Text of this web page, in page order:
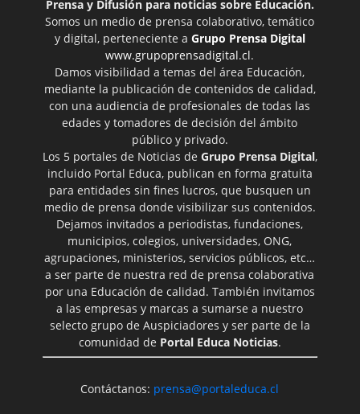
Prensa y Difusión para noticias sobre Educación.
Somos un medio de prensa colaborativo, temático
y digital, perteneciente a Grupo Prensa Digital
www.grupoprensadigital.cl.
Damos visibilidad a temas del área Educación,
mediante la publicación de contenidos de calidad,
con una audiencia de profesionales de todas las
edades y tomadores de decisión del ámbito
público y privado.
Los 5 portales de Noticias de Grupo Prensa Digital,
incluido Portal Educa, publican en forma gratuita
para entidades sin fines lucros, que busquen un
medio de prensa donde visibilizar sus contenidos.
Dejamos invitados a periodistas, fundaciones,
municipios, colegios, universidades, ONG,
agrupaciones, ministerios, servicios públicos, etc…
a ser parte de nuestra red de prensa colaborativa
por una Educación de calidad. También invitamos
a las empresas y marcas a sumarse a nuestro
selecto grupo de Auspiciadores y ser parte de la
comunidad de Portal Educa Noticias.
Contáctanos: prensa@portaleduca.cl